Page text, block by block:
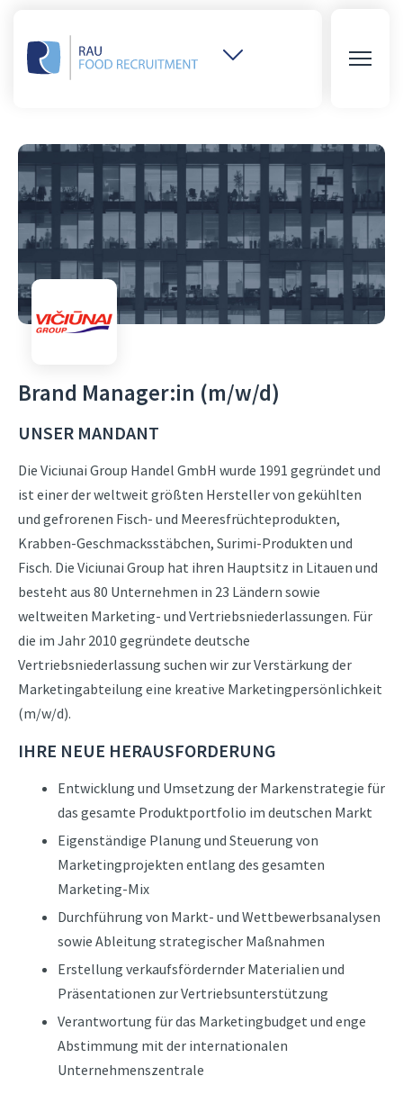
Weitere
Brand Manager:in (m/w/d)
UNSER MANDANT
Die Viciunai Group Handel GmbH wurde 1991 gegründet und
ist einer der weltweit größten Hersteller von gekühlten
und gefrorenen Fisch- und Meeresfrüchteprodukten,
Krabben-Geschmacksstäbchen, Surimi-Produkten und
Fisch. Die Viciunai Group hat ihren Hauptsitz in Litauen und
besteht aus 80 Unternehmen in 23 Ländern sowie
weltweiten Marketing- und Vertriebsniederlassungen. Für
die im Jahr 2010 gegründete deutsche
Vertriebsniederlassung suchen wir zur Verstärkung der
Marketingabteilung eine kreative Marketingpersönlichkeit
(m/w/d).
IHRE NEUE HERAUSFORDERUNG
Entwicklung und Umsetzung der Markenstrategie für
das gesamte Produktportfolio im deutschen Markt
Eigenständige Planung und Steuerung von
Marketingprojekten entlang des gesamten
Marketing-Mix
Durchführung von Markt- und Wettbewerbsanalysen
sowie Ableitung strategischer Maßnahmen
Erstellung verkaufsfördernder Materialien und
Präsentationen zur Vertriebsunterstützung
Verantwortung für das Marketingbudget und enge
Abstimmung mit der internationalen
Unternehmenszentrale